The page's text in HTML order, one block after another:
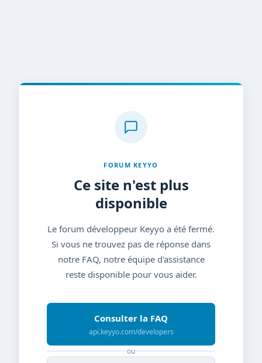
FORUM KEYYO
Ce site n'est plus
disponible
Le forum développeur Keyyo a été fermé.
Si vous ne trouvez pas de réponse dans
notre FAQ, notre équipe d'assistance
reste disponible pour vous aider.
Consulter la FAQ
api.keyyo.com/developers
ou